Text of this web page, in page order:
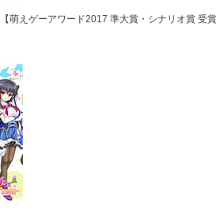
萌えゲーアワード2017 準大賞・シナリオ賞 受